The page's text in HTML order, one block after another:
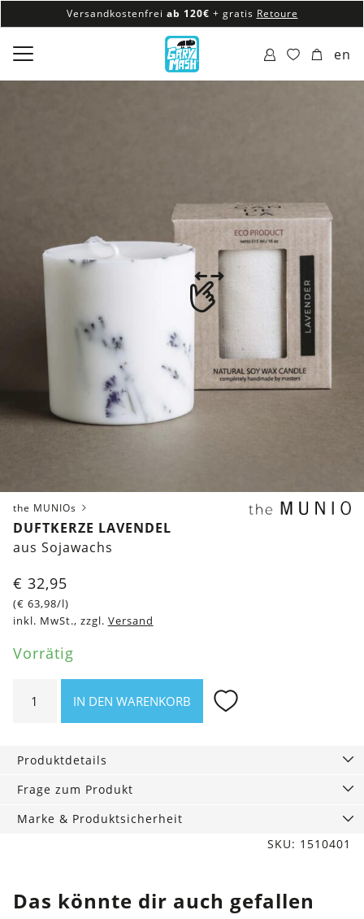
Versandkostenfrei ab 120€ + gratis Retoure
100% veganes & fair produziertes Sortiment
Versandkostenfrei ab 120€
en
the MUNIOs
DUFTKERZE LAVENDEL
aus Sojawachs
€ 32,95
(€ 63,98/l)
inkl. MwSt., zzgl. Versand
Vorrätig
Lavendel
IN DEN WARENKORB
Produktdetails
Frage zum Produkt
Marke & Produktsicherheit
SKU: 1510401
Das könnte dir auch gefallen